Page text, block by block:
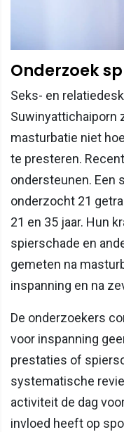
Onderzoek
Seks- en
Suwinyattichaiporn
masturbatie niet
te presteren.
ondersteunen. Een
onderzocht 21
21 en 35 jaar. Hun
spierschade en
gemeten na
inspanning en na
De onderzoekers
voor inspanning
prestaties of
systematische
activiteit de dag
invloed heeft op